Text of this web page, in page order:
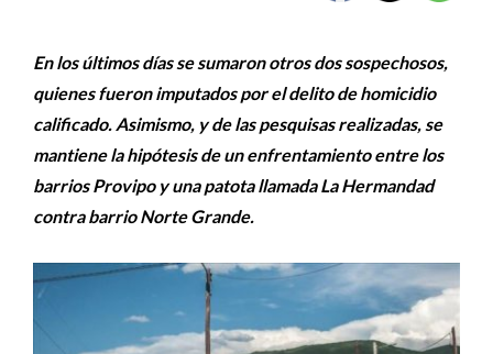
En los últimos días se sumaron otros dos sospechosos,
quienes fueron imputados por el delito de homicidio
calificado. Asimismo, y de las pesquisas realizadas, se
mantiene la hipótesis de un enfrentamiento entre los
barrios Provipo y una patota llamada La Hermandad
contra barrio Norte Grande.